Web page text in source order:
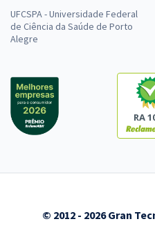
UFCSPA - Universidade Federal
de Ciência da Saúde de Porto
Alegre
RA
© 2012 - 2026 Gran